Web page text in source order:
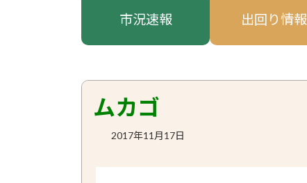
市況速報 出回り情報
ムカゴ
2017年11月17日